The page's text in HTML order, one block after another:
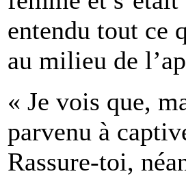
entendu tout ce
au milieu de
« Je vois que,
parvenu à
Rassure-toi,